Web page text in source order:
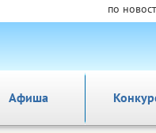
по
Афиша